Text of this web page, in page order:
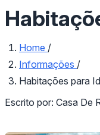
Home /
Informações /
Habitações para
Escrito por: Casa De